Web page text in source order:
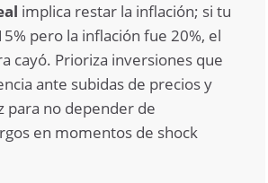
implica restar la inflación; si tu
pero la inflación fue 20%, el
cayó. Prioriza inversiones que
ante subidas de precios y
para no depender de
en momentos de shock